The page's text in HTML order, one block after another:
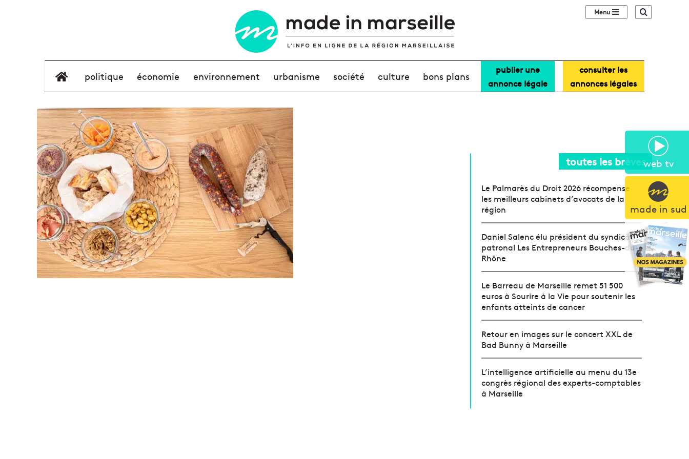
web tv
made in sud
Sidebar (barre
élément de menu
politique économie environnement urbanisme société culture bons plans
publier une
annonce légale
consulter les
annonces légales
toutes les brèves
Le Palmarès du Droit 2026 récompense
les meilleurs cabinets d’avocats de la
région
Daniel Salenc élu président du syndicat
patronal Les Entrepreneurs Bouches-du-
Rhône
Le Barreau de Marseille remet 51 500
euros à Sourire à la Vie pour soutenir les
enfants atteints de cancer
Retour en images sur le concert XXL de
Bad Bunny à Marseille
L’intelligence artificielle au menu du 13e
congrès régional des experts-comptables
à Marseille